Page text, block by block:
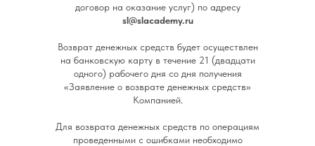
договор на оказание услуг) по адресу
sl@slacademy.ru
Возврат денежных средств будет осуществлен
на банковскую карту в течение 21 (двадцати
одного) рабочего дня со дня получения
«Заявление о возврате денежных средств»
Компанией.
Для возврата денежных средств по операциям
проведенными с ошибками необходимо